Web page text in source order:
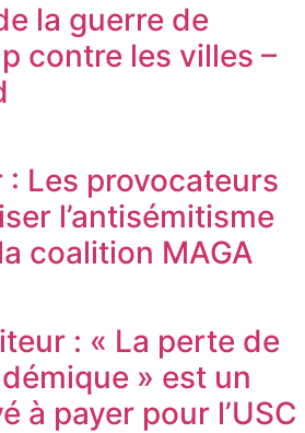
la guerre de
contre les villes –
Les provocateurs
l’antisémitisme
coalition MAGA
: « La perte de
» est un
à payer pour l’USC